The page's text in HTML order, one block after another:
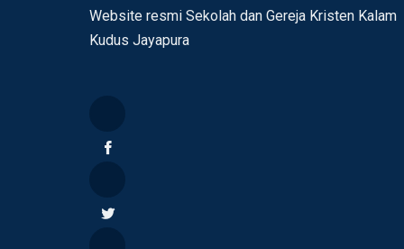
Website resmi Sekolah dan Gereja Kristen Kalam
Kudus Jayapura